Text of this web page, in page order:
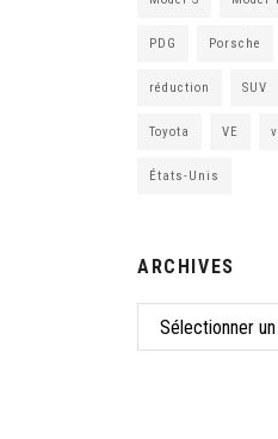
PDG Porsche
réduction SUV
Toyota VE
États-Unis
ARCHIVES